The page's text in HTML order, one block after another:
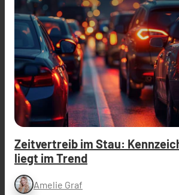
Zeitvertreib im Stau:
liegt im Trend
Amelie Graf